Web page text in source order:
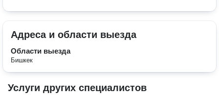
Адреса и области выезда
Области выезда
Бишкек
Услуги других специалистов